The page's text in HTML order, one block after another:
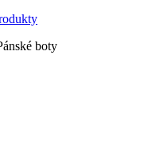
boty